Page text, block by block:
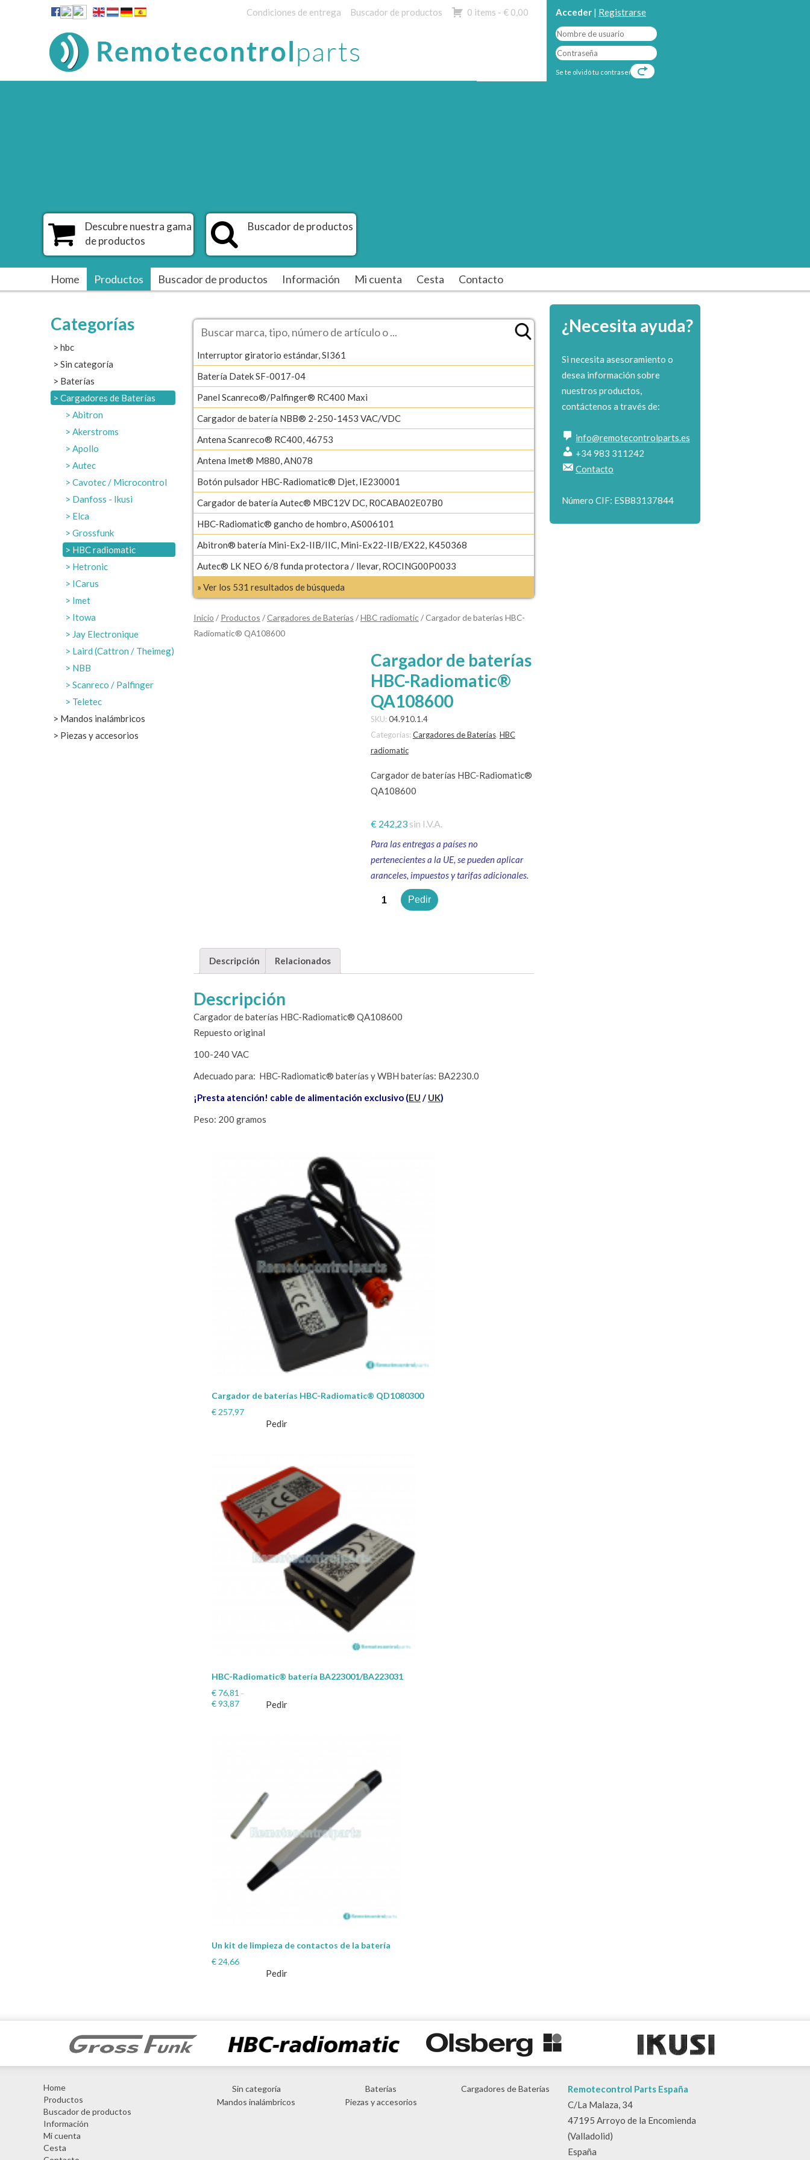
0 items - € 0,00
Condiciones de entrega Buscador de productos Acceder | Registrarse
Se te olvidó tu contraseña
Descubre nuestra gama
de productos
Buscador de productos
Home Productos Buscador de productos Información Mi cuenta Cesta Contacto
Categorías
hbc
Sin categoría
Baterías
Cargadores de Baterías
Abitron
Akerstroms
Apollo
Autec
Cavotec / Microcontrol
Danfoss - Ikusi
Elca
Grossfunk
HBC radiomatic
Hetronic
ICarus
Imet
Itowa
Jay Electronique
Laird (Cattron / Theimeg)
NBB
Scanreco / Palfinger
Teletec
Mandos inalámbricos
Piezas y accesorios
Interruptor giratorio estándar, SI361
Batería Datek SF-0017-04
Panel Scanreco®/Palfinger® RC400 Maxi
Cargador de batería NBB® 2-250-1453 VAC/VDC
Antena Scanreco® RC400, 46753
Antena Imet® M880, AN078
Botón pulsador HBC-Radiomatic® Djet, IE230001
Cargador de batería Autec® MBC12V DC, R0CABA02E07B0
HBC-Radiomatic® gancho de hombro, AS006101
Abitron® batería Mini-Ex2-IIB/IIC, Mini-Ex22-IIB/EX22, K450368
Autec® LK NEO 6/8 funda protectora / llevar, ROCING00P0033
» Ver los 531 resultados de búsqueda
Inicio / Productos /Cargadores de Baterías /HBC radiomatic / Cargador de baterías HBC-
Radiomatic® QA108600
Cargador de baterías
HBC-Radiomatic®
QA108600
SKU: 04.910.1.4
Categorías: Cargadores de Baterías, HBC
radiomatic
Cargador de baterías HBC-Radiomatic®
QA108600
€ 242,23sin I.V.A.
Para las entregas a países no
pertenecientes a la UE, se pueden aplicar
aranceles, impuestos y tarifas adicionales.
Cantidad Pedir
Descripción Relacionados
Descripción
Cargador de baterías HBC-Radiomatic® QA108600
Repuesto original
100-240 VAC
Adecuado para: HBC-Radiomatic® baterías y WBH baterías: BA2230.0
¡Presta atención! cable de alimentación exclusivo (EU / UK)
Peso: 200 gramos
Cargador de baterías HBC-Radiomatic® QD1080300
€ 257,97
Pedir
HBC-Radiomatic® batería BA223001/BA223031
€ 76,81 –
€93,87 Pedir
Un kit de limpieza de contactos de la batería
€ 24,66
Pedir
¿Necesita ayuda?
Si necesita asesoramiento o
desea información sobre
nuestros productos,
contáctenos a través de:
info@remotecontrolparts.es
+34 983 311242
Contacto
Número CIF: ESB83137844
Home
Productos
Buscador de productos
Información
Mi cuenta
Cesta
Sin categoría Baterías
Cargadores de Baterías
Mandos inalámbricos
Piezas y accesorios
Remotecontrol Parts España
C/La Malaza, 34
47195 Arroyo de la Encomienda
(Valladolid)
España